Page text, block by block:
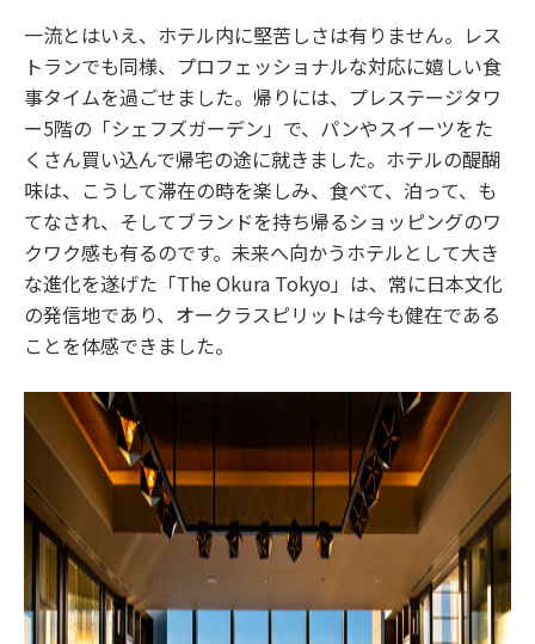
一流とはいえ、ホテル内に堅苦しさは有りません。レス
トランでも同様、プロフェッショナルな対応に嬉しい食
事タイムを過ごせました。帰りには、プレステージタワ
ー5階の「シェフズガーデン」で、パンやスイーツをた
くさん買い込んで帰宅の途に就きました。ホテルの醍醐
味は、こうして滞在の時を楽しみ、食べて、泊って、も
てなされ、そしてブランドを持ち帰るショッピングのワ
クワク感も有るのです。未来へ向かうホテルとして大き
な進化を遂げた「The Okura Tokyo」は、常に日本文化
の発信地であり、オークラスピリットは今も健在である
ことを体感できました。